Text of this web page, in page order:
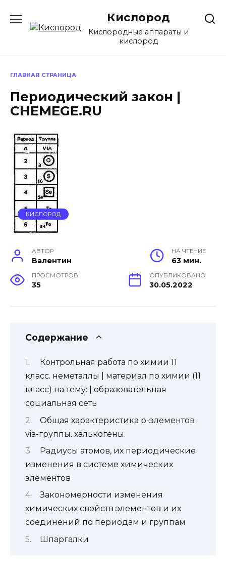
содержанию
Кислород
Кислородные аппараты и
кислород
ГЛАВНАЯ СТРАНИЦА
Периодический закон |
CHEMEGE.RU
КИСЛОРОД
АВТОР
Валентин
НА ЧТЕНИЕ
63 мин.
ПРОСМОТРОВ
35
ОПУБЛИКОВАНО
30.05.2022
Содержание
Контрольная работа по химии 11
класс. неметаллы | материал по химии (11
класс) на тему: | образовательная
социальная сеть
Общая характеристика р-элементов
viа-группы. халькогены.
Радиусы атомов, их периодические
изменения в системе химических
элементов
Закономерности изменения
химических свойств элементов и их
соединений по периодам и группам
Шпаргалки